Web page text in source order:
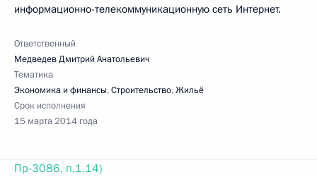
информационно-телекоммуникационную сеть Интернет.
Ответственный
Медведев Дмитрий Анатольевич
Тематика
Экономика и финансы,Строительство,Жильё
Срок исполнения
15 марта 2014 года
Пр-3086, п.1.14)